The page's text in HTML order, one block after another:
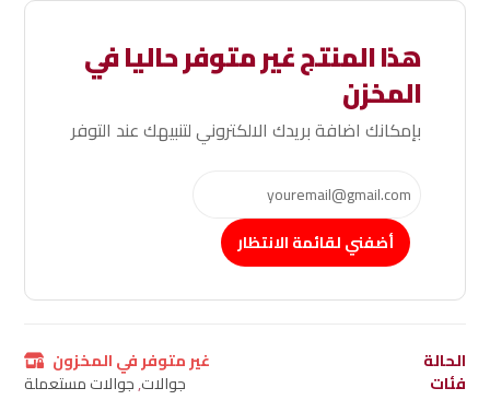
هذا المنتج غير متوفر حاليا في
المخزن
بإمكانك اضافة بريدك الالكتروني لتنبيهك عند التوفر
أضفني لقائمة الانتظار
الحالة غير متوفر في المخزون
فئات جوالات,جوالات مستعملة